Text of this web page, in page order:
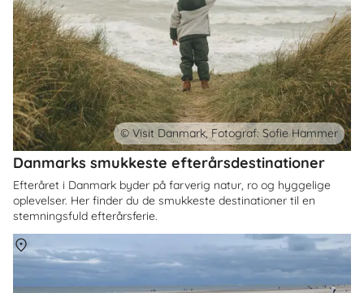
Danmarks smukkeste efterårsdestinationer
Efteråret i Danmark byder på farverig natur, ro og hyggelige
oplevelser. Her finder du de smukkeste destinationer til en
stemningsfuld efterårsferie.
© Visit Danmark, Fotograf: Sofie Hammer